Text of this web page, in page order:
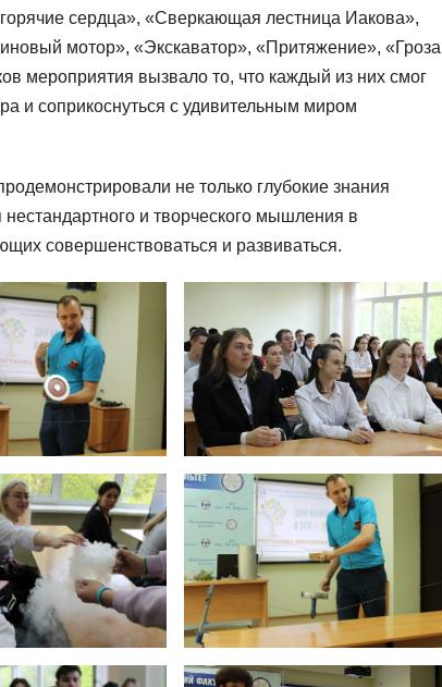
сердца», «Сверкающая лестница Иакова»,
мотор», «Экскаватор», «Притяжение», «Гроза
мероприятия вызвало то, что каждый из них смог
и соприкоснуться с удивительным миром
не только глубокие знания
и творческого мышления в
совершенствоваться и развиваться.